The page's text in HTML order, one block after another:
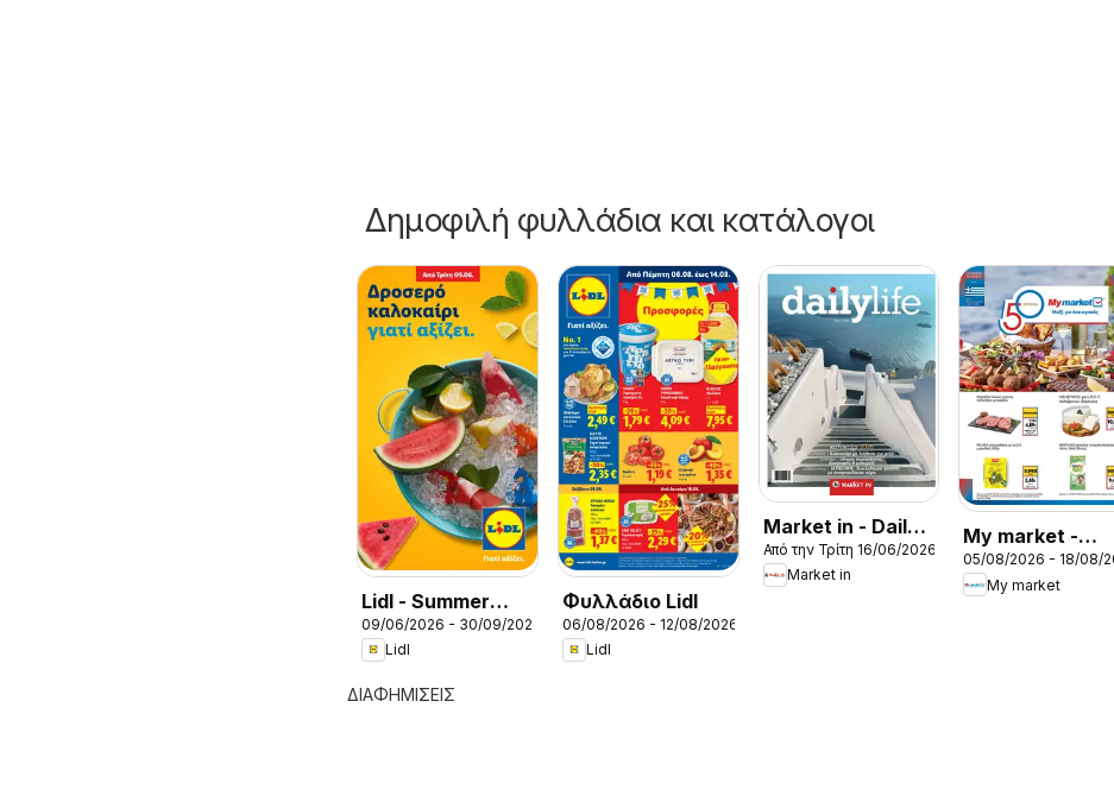
Δημοφιλή φυλλάδια και κατάλογοι
Lidl - Summer
Booklet
09/06/2026 - 30/09/2026
Lidl
Φυλλάδιο Lidl
06/08/2026 - 12/08/2026
Lidl
Market in - Daily
Life
Από την Τρίτη 16/06/2026
Market in
My market -
Προσφορές
05/08/2026 - 18/08/
My market
ΔΙΑΦΗΜΙΣΕΙΣ